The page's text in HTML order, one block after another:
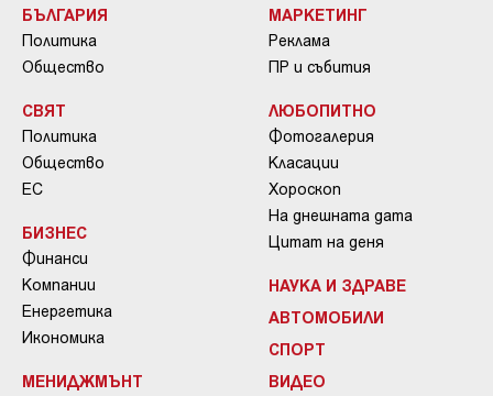
БЪЛГАРИЯ
Политика
Общество
СВЯТ
Политика
Общество
ЕС
БИЗНЕС
Финанси
Компании
Енергетика
Икономика
МЕНИДЖМЪНТ
МАРКЕТИНГ
Реклама
ПР и събития
ЛЮБОПИТНО
Фотогалерия
Класации
Хороскоп
На днешната дата
Цитат на деня
НАУКА И ЗДРАВЕ
АВТОМОБИЛИ
СПОРТ
ВИДЕО